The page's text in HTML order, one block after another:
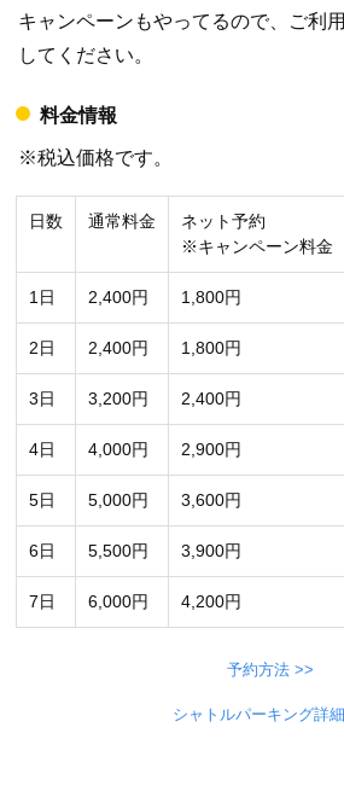
キャンペーンもやってるので、ご利
してください。
料金情報
※税込価格です。
日数 通常料金
ネット予約
※キャンペーン料金
1日 2,400円 1,800円
2日 2,400円 1,800円
3日 3,200円 2,400円
4日 4,000円 2,900円
5日 5,000円 3,600円
6日 5,500円 3,900円
7日 6,000円 4,200円
予約方法 >>
シャトルパーキング詳